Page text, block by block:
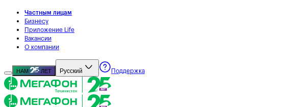
Частным лицам
Бизнесу
Приложение Life
Вакансии
О компании
НАМ ЛЕТ Русский Поддержка